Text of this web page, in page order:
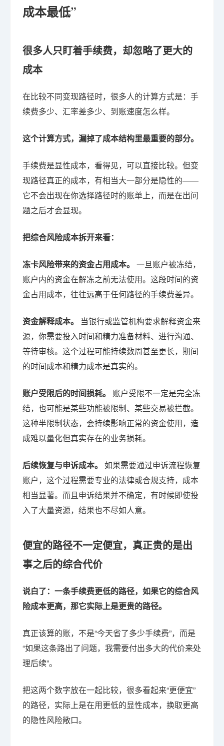
成本最低”
很多人只盯着手续费，却忽略了更大的
成本
在比较不同变现路径时，很多人的计算方式是：手
续费多少、汇率差多少、到账速度怎么样。
这个计算方式，漏掉了成本结构里最重要的部分。
手续费是显性成本，看得见，可以直接比较。但变
现路径真正的成本，有相当大一部分是隐性的——
它不会出现在你选择路径时的账单上，而是在出问
题之后才会显现。
把综合风险成本拆开来看：
冻卡风险带来的资金占用成本。 一旦账户被冻结，
账户内的资金在解冻之前无法使用。这段时间的资
金占用成本，往往远高于任何路径的手续费差异。
资金解释成本。
当银行或监管机构要求解释资金来
源，你需要投入时间和精力准备材料、进行沟通、
等待审核。这个过程可能持续数周甚至更长，期间
的时间成本和精力成本是真实的。
账户受限后的时间损耗。
账户受限不一定是完全冻
结，也可能是某些功能被限制、某些交易被拦截。
这种半限制状态，会持续影响正常的资金使用，造
成难以量化但真实存在的业务损耗。
后续恢复与申诉成本。 如果需要通过申诉流程恢复
账户，这个过程需要专业的法律或合规支持，成本
相当显著。而且申诉结果并不确定，有时候即使投
入了大量资源，结果也不尽如人意。
便宜的路径不一定便宜，真正贵的是出
事之后的综合代价
说白了：一条手续费更低的路径，如果它的综合风
险成本更高，那它实际上是更贵的路径。
真正该算的账，不是“今天省了多少手续费”，而是
“如果这条路出了问题，我需要付出多大的代价来处
理后续”。
把这两个数字放在一起比较，很多看起来“更便宜”
的路径，实际上是在用更低的显性成本，换取更高
的隐性风险敞口。